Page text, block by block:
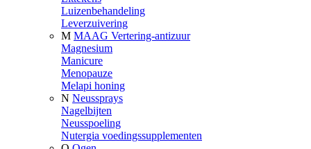
Luizenbehandeling
Leverzuivering
M MAAG Vertering-antizuur
Magnesium
Manicure
Menopauze
Melapi honing
N Neussprays
Nagelbijten
Neusspoeling
Nutergia voedingssupplementen